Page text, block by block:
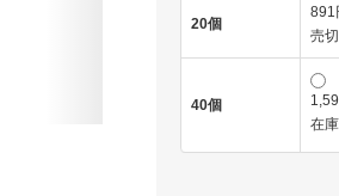
20個
891
売
40個
在